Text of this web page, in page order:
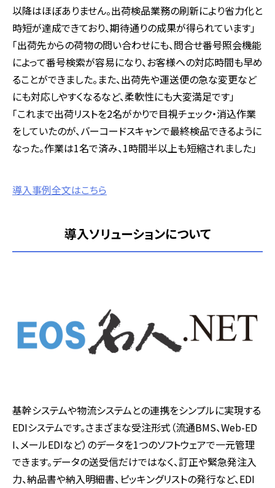
以降はほぼありません。出荷検品業務の刷新により省力化と
時短が達成できており、期待通りの成果が得られています」
「出荷先からの荷物の問い合わせにも、問合せ番号照会機能
によって番号検索が容易になり、お客様への対応時間も早め
ることができました。また、出荷先や運送便の急な変更など
にも対応しやすくなるなど、柔軟性にも大変満足です」
「これまで出荷リストを2名がかりで目視チェック・消込作業
をしていたのが、バーコードスキャンで最終検品できるように
なった。作業は1名で済み、1時間半以上も短縮されました」
導入事例全文はこちら
導入ソリューションについて
基幹システムや物流システムとの連携をシンプルに実現する
EDIシステムです。さまざまな受注形式（流通BMS、Web-ED
I、メールEDIなど）のデータを1つのソフトウェアで一元管理
できます。データの送受信だけではなく、訂正や緊急発注入
力、納品書や納入明細書、ピッキングリストの発行など、EDI